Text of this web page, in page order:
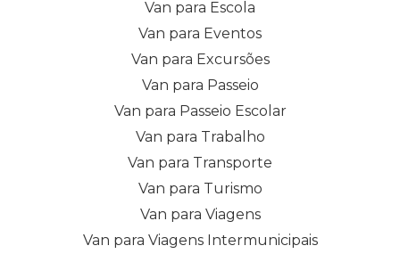
Van para Escola
Van para Eventos
Van para Excursões
Van para Passeio
Van para Passeio Escolar
Van para Trabalho
Van para Transporte
Van para Turismo
Van para Viagens
Van para Viagens Intermunicipais